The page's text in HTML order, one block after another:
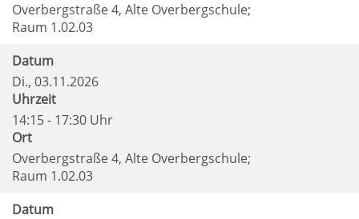
Overbergstraße 4, Alte Overbergschule;
Raum 1.02.03
Datum
Di., 03.11.2026
Uhrzeit
14:15 - 17:30 Uhr
Ort
Overbergstraße 4, Alte Overbergschule;
Raum 1.02.03
Datum